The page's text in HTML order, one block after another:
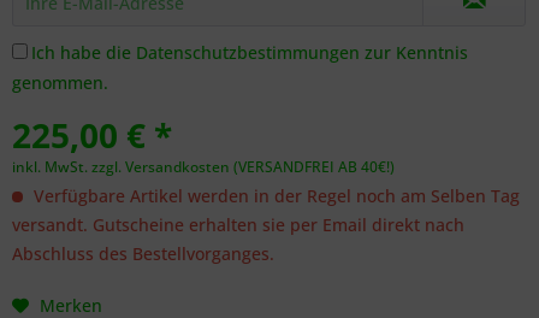
Ich habe die Datenschutzbestimmungen zur Kenntnis
genommen.
225,00 € *
inkl. MwSt. zzgl. Versandkosten (VERSANDFREI AB 40€!)
Verfügbare Artikel werden in der Regel noch am Selben Tag
versandt. Gutscheine erhalten sie per Email direkt nach
Abschluss des Bestellvorganges.
Merken